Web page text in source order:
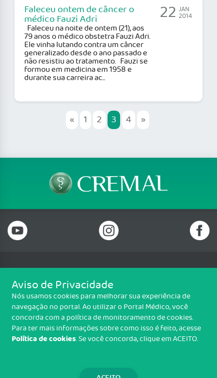
Faleceu ontem de câncer o
médico Fauzi Adri
Faleceu na noite de ontem (21), aos
79 anos o médico obstetra Fauzi Adri.
Ele vinha lutando contra um câncer
generalizado desde o ano passado e
não resistiu ao tratamento. Fauzi se
formou em medicina em 1958 e
durante sua carreira ac...
22 JAN
2014
« 1 2 3 4 »
Telefone: (82) 3036 3800
Email: faleconosco@crmal.org.br
Av. Durval de Góes Monteiro, 5132 - Tabuleiro do Martins Maceió - AL,
57062-830
Funcionamento de seg. a sex., 8h às 17h
Copyright CREMAL. Todos os direitos reservados.
Aviso de Privacidade
Nós usamos cookies para melhorar sua experiência de
navegação no portal. Ao utilizar o Portal Médico, você
concorda com a política de monitoramento de cookies.
Para ter mais informações sobre como isso é feito, acesse
Política de cookies. Se você concorda, clique em ACEITO.